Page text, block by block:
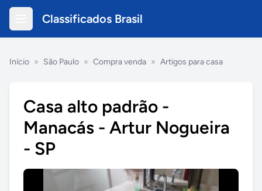
Classificados Brasil
Início » São Paulo » Compra venda » Artigos para casa
Casa alto padrão -
Manacás - Artur Nogueira
- SP